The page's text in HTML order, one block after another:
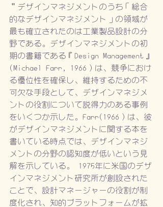
“デザインマネジメントのうち「総合
的なデザインマネジメント」の領域が
最も確立されたのは工業製品設計の分
野である。デザインマネジメントの初
期の書籍である『Design Management』
(Michael Farr, 1966）は、競争におけ
る優位性を確保し、維持するための不
可欠な手段として、デザインマネジメ
ントの役割について説得力のある事例
をいくつか示した。Farr(1966）は、彼
がデザインマネジメントに関する本を
書いている時点では、デザインマネジ
メントの分野の認知度が低いという見
解を示している。 1975年に米国のデザ
インマネジメント研究所が創設された
ことで、設計マネージャーの役​​割が制
度化され、知的プラットフォームが拡